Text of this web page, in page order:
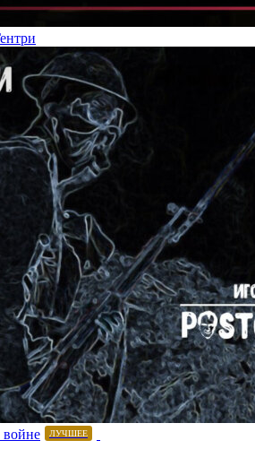
ЛУЧШЕЕ